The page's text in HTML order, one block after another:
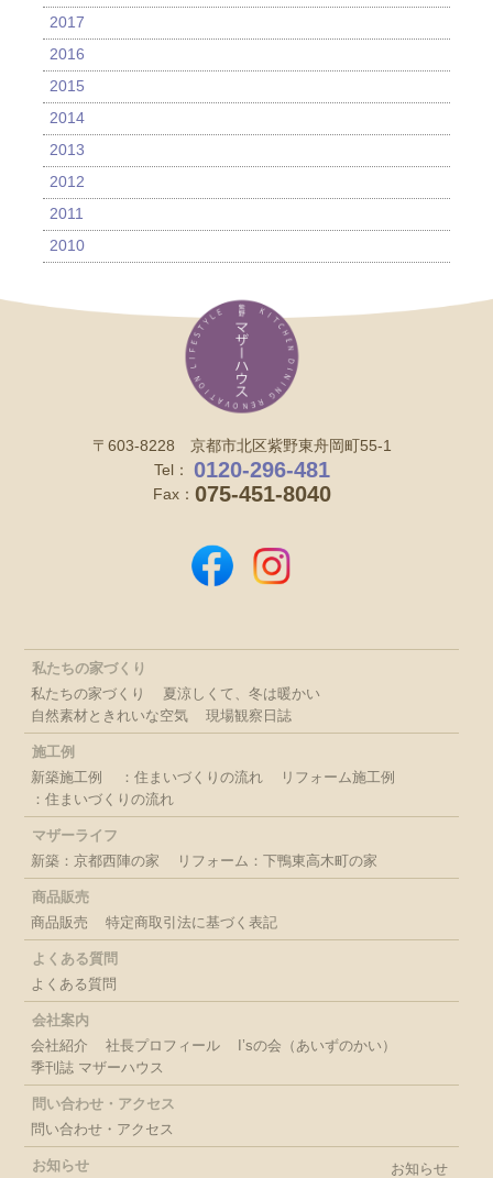
2017
2016
2015
2014
2013
2012
2011
2010
〒603-8228 京都市北区紫野東舟岡町55-1
Tel：
0120-296-481
Fax： 075-451-8040
私たちの家づくり
私たちの家づくり
夏涼しくて、冬は暖かい
自然素材ときれいな空気
現場観察日誌
施工例
新築施工例
：住まいづくりの流れ
リフォーム施工例
：住まいづくりの流れ
マザーライフ
新築：京都西陣の家
リフォーム：下鴨東高木町の家
商品販売
商品販売
特定商取引法に基づく表記
よくある質問
よくある質問
会社案内
会社紹介
社長プロフィール
I’sの会（あいずのかい）
季刊誌 マザーハウス
問い合わせ・アクセス
問い合わせ・アクセス
お知らせ お知らせ